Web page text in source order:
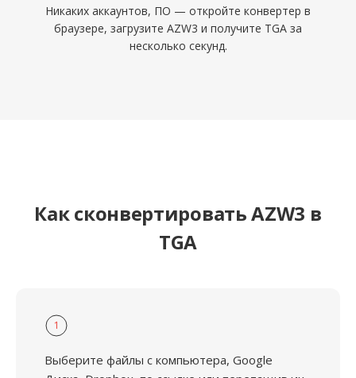
Никаких аккаунтов, ПО — откройте конвертер в
браузере, загрузите AZW3 и получите TGA за
несколько секунд.
Как сконвертировать AZW3 в
TGA
1
Выберите файлы с компьютера, Google